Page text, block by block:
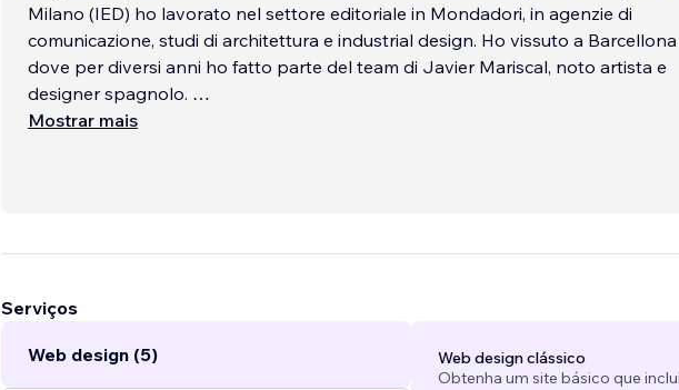
Milano (IED) ho lavorato nel settore editoriale in Mondadori, in agenzie di
comunicazione, studi di architettura e industrial design. Ho vissuto a Barcellona
dove per diversi anni ho fatto parte del team di Javier Mariscal, noto artista e
designer spagnolo.
Mostrar mais
Serviços
Web design (5)
Web design clássico
Obtenha um site básico que